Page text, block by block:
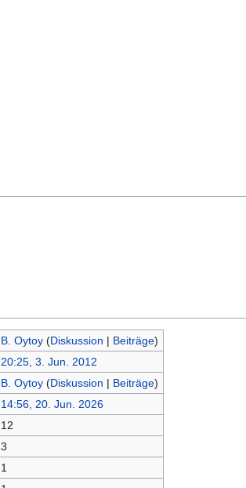
B. Oytoy (Diskussion | Beiträge)
20:25, 3. Jun. 2012
B. Oytoy (Diskussion | Beiträge)
14:56, 20. Jun. 2026
12
3
1